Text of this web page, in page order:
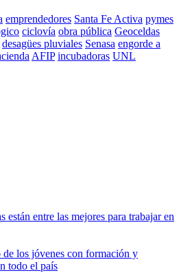
emprendedores Santa Fe Activa pymes
ciclovía obra pública Geoceldas
desagües pluviales Senasa engorde a
AFIP incubadoras UNL
están entre las mejores para trabajar en
los jóvenes con formación y
todo el país